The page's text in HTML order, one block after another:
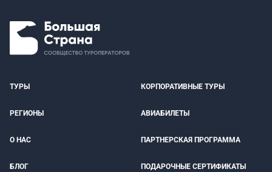
ТУРЫ КОРПОРАТИВНЫЕ ТУРЫ
РЕГИОНЫ АВИАБИЛЕТЫ
О НАС ПАРТНЕРСКАЯ ПРОГРАММА
БЛОГ ПОДАРОЧНЫЕ СЕРТИФИКАТЫ